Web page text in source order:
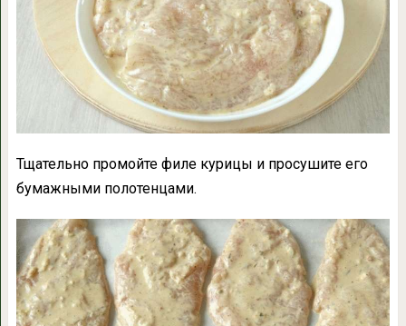
Тщательно промойте филе курицы и просушите его
бумажными полотенцами.